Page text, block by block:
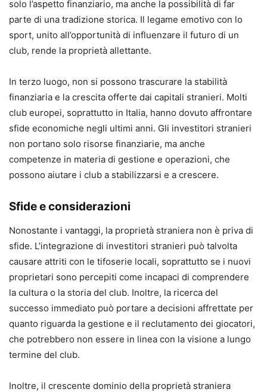
solo l’aspetto finanziario, ma anche la possibilità di far
parte di una tradizione storica. Il legame emotivo con lo
sport, unito all’opportunità di influenzare il futuro di un
club, rende la proprietà allettante.
In terzo luogo, non si possono trascurare la stabilità
finanziaria e la crescita offerte dai capitali stranieri. Molti
club europei, soprattutto in Italia, hanno dovuto affrontare
sfide economiche negli ultimi anni. Gli investitori stranieri
non portano solo risorse finanziarie, ma anche
competenze in materia di gestione e operazioni, che
possono aiutare i club a stabilizzarsi e a crescere.
Sfide e considerazioni
Nonostante i vantaggi, la proprietà straniera non è priva di
sfide. L’integrazione di investitori stranieri può talvolta
causare attriti con le tifoserie locali, soprattutto se i nuovi
proprietari sono percepiti come incapaci di comprendere
la cultura o la storia del club. Inoltre, la ricerca del
successo immediato può portare a decisioni affrettate per
quanto riguarda la gestione e il reclutamento dei giocatori,
che potrebbero non essere in linea con la visione a lungo
termine del club.
Inoltre, il crescente dominio della proprietà straniera